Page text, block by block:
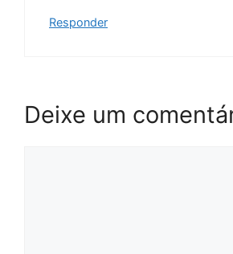
Responder
Deixe um